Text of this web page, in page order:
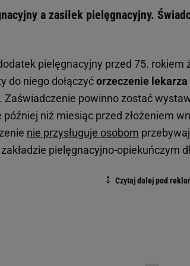
a zasiłek pielęgnacyjny.
pielęgnacyjny przed 75. rokiem
do niego dołączyćorzeczenie
. Zaświadczenie powinno zostać
później niż miesiąc przed złożeniem
nie przysługuje osobom
pielęgnacyjno-opiekuńczym